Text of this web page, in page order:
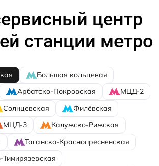
центр
станции метро
Большая кольцевая
Арбатско-Покровская
МЦД-2
Солнцевская
Филёвская
МЦД-3
Калужско-Рижская
Таганско-Краснопресненская